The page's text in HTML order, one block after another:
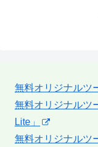
無料オリジナルツ
無料オリジナルツ
Lite」
無料オリジナルツ